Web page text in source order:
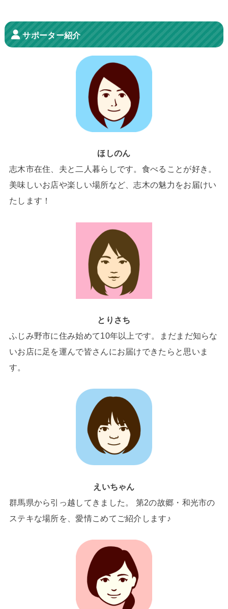
サポーター紹介
ほしのん
志木市在住、夫と二人暮らしです。食べることが好き。
美味しいお店や楽しい場所など、志木の魅力をお届けい
たします！
とりさち
ふじみ野市に住み始めて10年以上です。まだまだ知らな
いお店に足を運んで皆さんにお届けできたらと思いま
す。
えいちゃん
群馬県から引っ越してきました。 第2の故郷・和光市の
ステキな場所を、愛情こめてご紹介します♪